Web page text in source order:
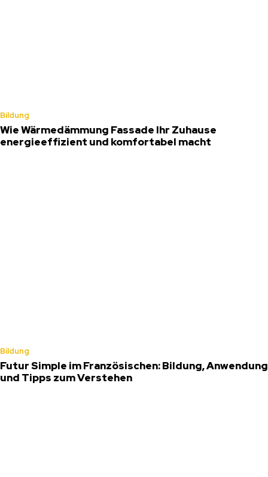
Bildung
Wie Wärmedämmung Fassade Ihr Zuhause
energieeffizient und komfortabel macht
Bildung
Futur Simple im Französischen: Bildung, Anwendung
und Tipps zum Verstehen